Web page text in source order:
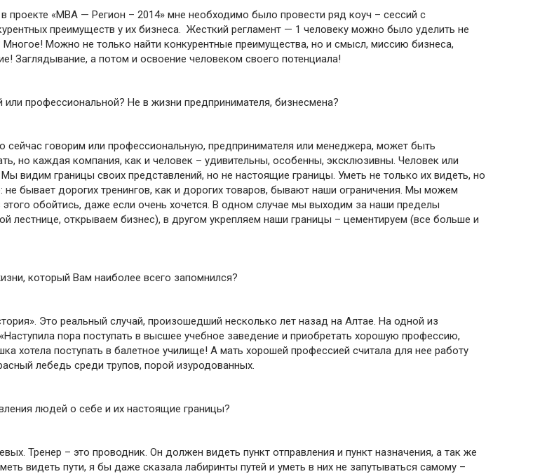
проекте «МВА — Регион – 2014» мне необходимо было провести ряд коуч – сессий с
преимуществ у их бизнеса. Жесткий регламент — 1 человеку можно было уделить не
Можно не только найти конкурентные преимущества, но и смысл, миссию бизнеса,
Заглядывание, а потом и освоение человеком своего потенциала!
профессиональной? Не в жизни предпринимателя, бизнесмена?
говорим или профессиональную, предпринимателя или менеджера, может быть
но каждая компания, как и человек – удивительны, особенны, эксклюзивны. Человек или
видим границы своих представлений, но не настоящие границы. Уметь не только их видеть, но
бывает дорогих тренингов, как и дорогих товаров, бывают наши ограничения. Мы можем
обойтись, даже если очень хочется. В одном случае мы выходим за наши пределы
лестнице, открываем бизнес), в другом укрепляем наши границы – цементируем (все больше и
который Вам наиболее всего запомнился?
Это реальный случай, произошедший несколько лет назад на Алтае. На одной из
пора поступать в высшее учебное заведение и приобретать хорошую профессию,
хотела поступать в балетное училище! А мать хорошей профессией считала для нее работу
лебедь среди трупов, порой изуродованных.
людей о себе и их настоящие границы?
Тренер – это проводник. Он должен видеть пункт отправления и пункт назначения, а так же
видеть пути, я бы даже сказала лабиринты путей и уметь в них не запутываться самому –